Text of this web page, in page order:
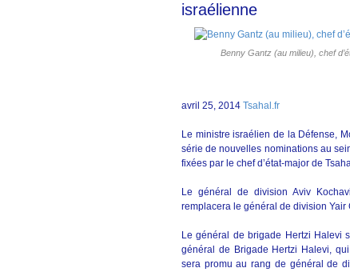
israélienne
Benny Gantz (au milieu), chef
avril 25, 2014 Tsahal.fr
Le ministre israélien de la Défense,
série de nouvelles nominations au
fixées par le chef d’état-major de
Le général de division Aviv
remplacera le général de division
Le général de brigade Hertzi Halevi
général de Brigade Hertzi Halevi,
sera promu au rang de général de